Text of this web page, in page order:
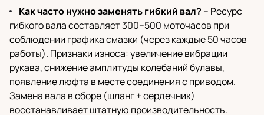
Как часто нужно заменять гибкий вал? – Ресурс
гибкого вала составляет 300–500 моточасов при
соблюдении графика смазки (через каждые 50 часов
работы). Признаки износа: увеличение вибрации
рукава, снижение амплитуды колебаний булавы,
появление люфта в месте соединения с приводом.
Замена вала в сборе (шланг + сердечник)
восстанавливает штатную производительность.